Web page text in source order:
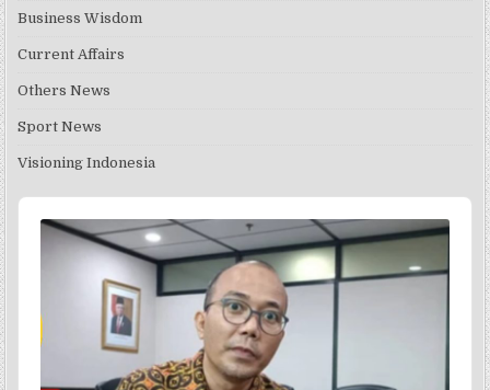
Business Wisdom
Current Affairs
Others News
Sport News
Visioning Indonesia
Audio
Player